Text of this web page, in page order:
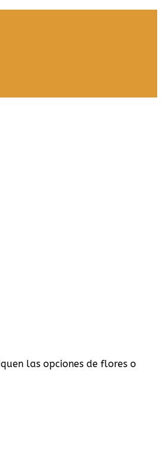
las opciones de flores o